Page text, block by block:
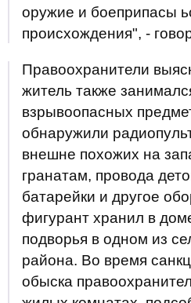
оружие и боеприпасы
происхождения", -
Правоохранители
житель также
взрывоопасных
обнаружили
внешне похожих на
гранатам, провода
батарейки и другое
фигурант хранил в
подворья в одном из
района. Во время
обыска